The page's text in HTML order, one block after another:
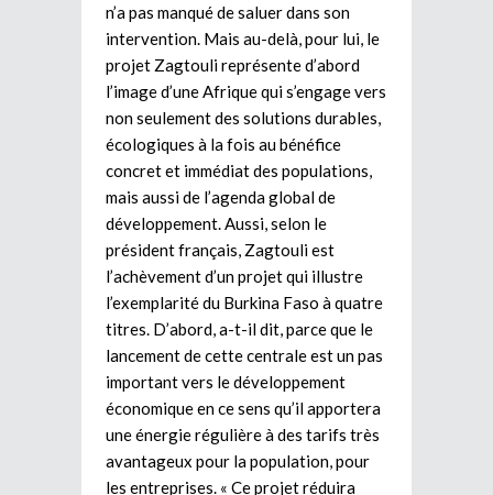
n’a pas manqué de saluer dans son
intervention. Mais au-delà, pour lui, le
projet Zagtouli représente d’abord
l’image d’une Afrique qui s’engage vers
non seulement des solutions durables,
écologiques à la fois au bénéfice
concret et immédiat des populations,
mais aussi de l’agenda global de
développement. Aussi, selon le
président français, Zagtouli est
l’achèvement d’un projet qui illustre
l’exemplarité du Burkina Faso à quatre
titres. D’abord, a-t-il dit, parce que le
lancement de cette centrale est un pas
important vers le développement
économique en ce sens qu’il apportera
une énergie régulière à des tarifs très
avantageux pour la population, pour
les entreprises. « Ce projet réduira